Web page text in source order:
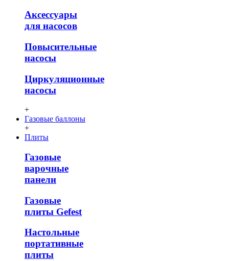
Аксессуары
для насосов
Повысительные
насосы
Циркуляционные
насосы
+
Газовые баллоны
+
Плиты
Газовые
варочные
панели
Газовые
плиты Gefest
Настольные
портативные
плиты